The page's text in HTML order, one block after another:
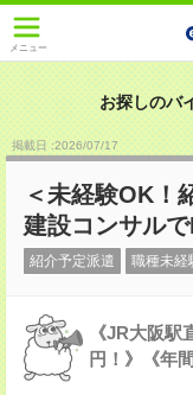
メニュー
お探しのバ
掲載日 :2026/07/17
＜未経験OK！
建設コンサル
紹介予定派遣 職種未経
《JR大阪
円！》《年